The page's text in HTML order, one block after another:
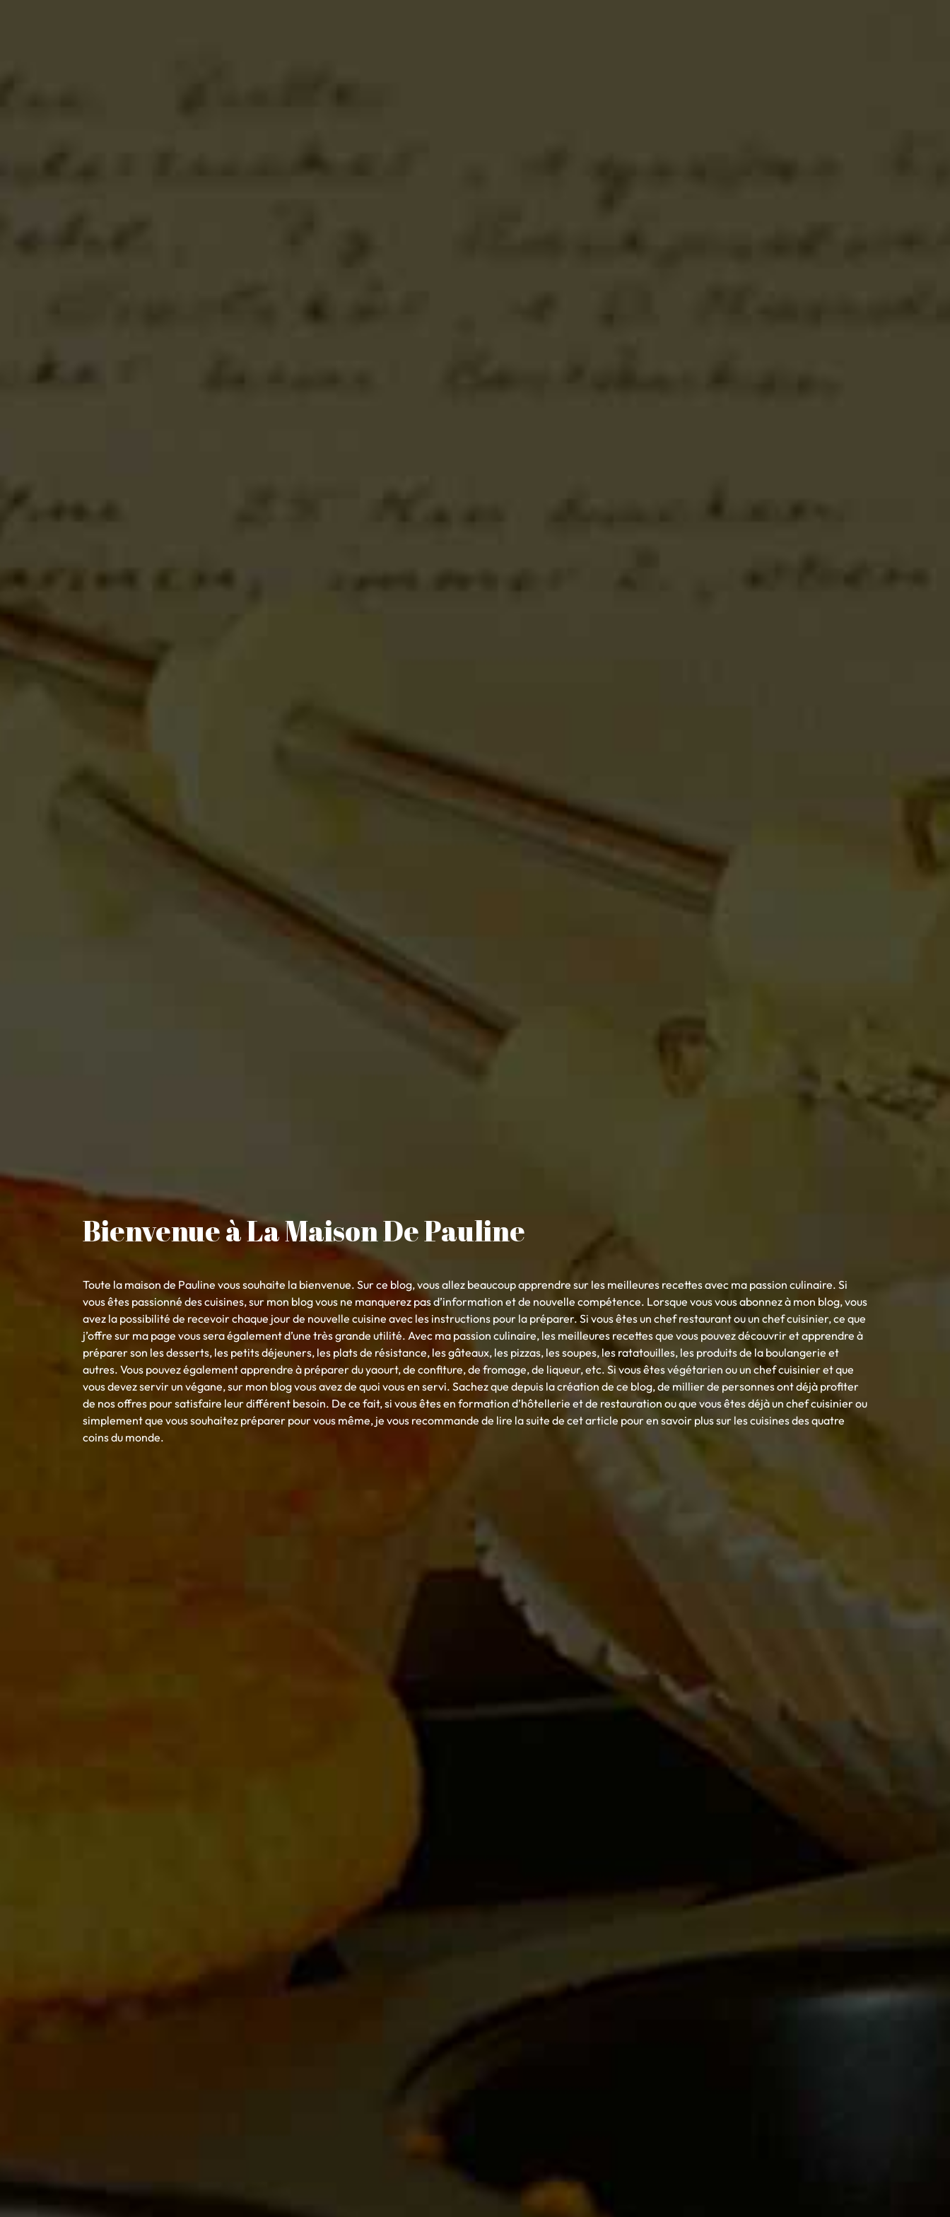
Bienvenue à La Maison De Pauline
Toute la maison de Pauline vous souhaite la bienvenue. Sur ce blog, vous allez beaucoup apprendre sur les meilleures recettes avec ma passion culinaire. Si
vous êtes passionné des cuisines, sur mon blog vous ne manquerez pas d’information et de nouvelle compétence. Lorsque vous vous abonnez à mon blog, vous
avez la possibilité de recevoir chaque jour de nouvelle cuisine avec les instructions pour la préparer. Si vous êtes un chef restaurant ou un chef cuisinier, ce que
j’offre sur ma page vous sera également d’une très grande utilité. Avec ma passion culinaire, les meilleures recettes que vous pouvez découvrir et apprendre à
préparer son les desserts, les petits déjeuners, les plats de résistance, les gâteaux, les pizzas, les soupes, les ratatouilles, les produits de la boulangerie et
autres. Vous pouvez également apprendre à préparer du yaourt, de confiture, de fromage, de liqueur, etc. Si vous êtes végétarien ou un chef cuisinier et que
vous devez servir un végane, sur mon blog vous avez de quoi vous en servi. Sachez que depuis la création de ce blog, de millier de personnes ont déjà profiter
de nos offres pour satisfaire leur différent besoin. De ce fait, si vous êtes en formation d’hôtellerie et de restauration ou que vous êtes déjà un chef cuisinier ou
simplement que vous souhaitez préparer pour vous même, je vous recommande de lire la suite de cet article pour en savoir plus sur les cuisines des quatre
coins du monde.